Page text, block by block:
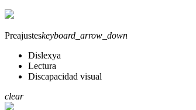
Preajusteskeyboard_arrow_down
Dislexya
Lectura
Discapacidad visual
clear